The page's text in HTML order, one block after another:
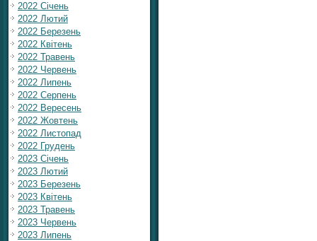
2022 Січень
2022 Лютий
2022 Березень
2022 Квітень
2022 Травень
2022 Червень
2022 Липень
2022 Серпень
2022 Вересень
2022 Жовтень
2022 Листопад
2022 Грудень
2023 Січень
2023 Лютий
2023 Березень
2023 Квітень
2023 Травень
2023 Червень
2023 Липень